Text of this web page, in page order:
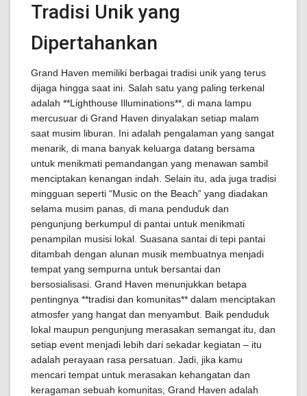
Tradisi Unik yang
Dipertahankan
Grand Haven memiliki berbagai tradisi unik yang terus
dijaga hingga saat ini. Salah satu yang paling terkenal
adalah **Lighthouse Illuminations**, di mana lampu
mercusuar di Grand Haven dinyalakan setiap malam
saat musim liburan. Ini adalah pengalaman yang sangat
menarik, di mana banyak keluarga datang bersama
untuk menikmati pemandangan yang menawan sambil
menciptakan kenangan indah. Selain itu, ada juga tradisi
mingguan seperti “Music on the Beach” yang diadakan
selama musim panas, di mana penduduk dan
pengunjung berkumpul di pantai untuk menikmati
penampilan musisi lokal. Suasana santai di tepi pantai
ditambah dengan alunan musik membuatnya menjadi
tempat yang sempurna untuk bersantai dan
bersosialisasi. Grand Haven menunjukkan betapa
pentingnya **tradisi dan komunitas** dalam menciptakan
atmosfer yang hangat dan menyambut. Baik penduduk
lokal maupun pengunjung merasakan semangat itu, dan
setiap event menjadi lebih dari sekadar kegiatan – itu
adalah perayaan rasa persatuan. Jadi, jika kamu
mencari tempat untuk merasakan kehangatan dan
keragaman sebuah komunitas, Grand Haven adalah